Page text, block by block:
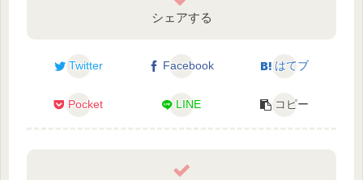
シェアする
Twitter Facebook はてブ
Pocket LINE コピー